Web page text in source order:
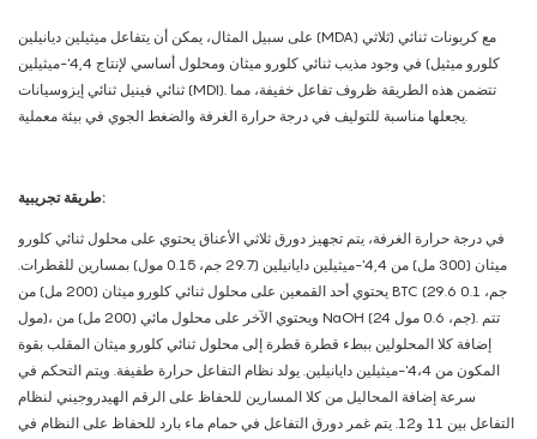
على سبيل المثال، يمكن أن يتفاعل ميثيلين ديانيلين (MDA) مع كربونات ثنائي (ثلاثي
كلورو ميثيل) في وجود مذيب ثنائي كلورو ميثان ومحلول أساسي لإنتاج 4,4'-ميثيلين
ثنائي فينيل ثنائي إيزوسيانات (MDI). تتضمن هذه الطريقة ظروف تفاعل خفيفة، مما
يجعلها مناسبة للتوليف في درجة حرارة الغرفة والضغط الجوي في بيئة معملية.
طريقة تجريبية:
في درجة حرارة الغرفة، يتم تجهيز دورق ثلاثي الأعناق يحتوي على محلول ثنائي كلورو
ميثان (300 مل) من 4,4'-ميثيلين دايانيلين (29.7 جم، 0.15 مول) بمسارين للقطرات.
يحتوي أحد القمعين على محلول ثنائي كلورو ميثان (200 مل) من BTC (29.6 جم، 0.1
مول)، ويحتوي الآخر على محلول مائي (200 مل) من NaOH (24 جم، 0.6 مول). تتم
إضافة كلا المحلولين ببطء قطرة قطرة إلى محلول ثنائي كلورو ميثان المقلب بقوة
المكون من 4،4'-ميثيلين دايانيلين. يولد نظام التفاعل حرارة طفيفة. ويتم التحكم في
سرعة إضافة المحاليل من كلا المسارين للحفاظ على الرقم الهيدروجيني لنظام
التفاعل بين 11 و12. يتم غمر دورق التفاعل في حمام ماء بارد للحفاظ على النظام في